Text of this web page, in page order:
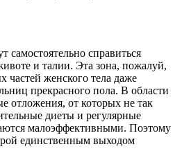
справиться
и талии. Эта зона, пожалуй,
частей женского тела даже
прекрасного пола. В области
отложения, от которых не так
диеты и регулярные
малоэффективными. Поэтому
единственным выходом